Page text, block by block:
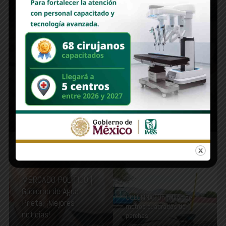
SE DÍCE FÁCIL | Con el cielo como
techo
MERCADO POLÍTICO |
Gobierno de Agua
Prieta, ¡Mejores
noticias!
COLUMNA | Un millón de
metros cuadrados de
parches